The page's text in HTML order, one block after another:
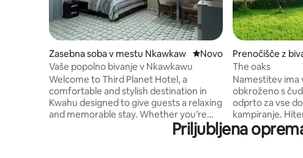
Zasebna soba v mestu Nkawkaw Nove možnosti nočitve
Novo
Vaše popolno bivanje v Nkawkawu
Welcome to Third Planet Hotel, a
comfortable and stylish destination in
Kwahu designed to give guests a relaxing
and memorable stay. Whether you’re
travelling for business, leisure, family
visits, or a weekend escape, our hotel
Prenočišče z
u Nkawkaw
The oaks
Namestitev ima
obkroženo s
odprto za vse
kampiranje.
javni prevoz do
znamenitosti ,
Priljubljena